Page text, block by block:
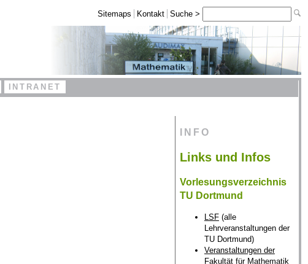
Sitemaps Kontakt Suche >
INTRANET
INFO
Links und Infos
Vorlesungsverzeichnis
TU Dortmund
LSF(alle
Lehrveranstaltungen der
TU Dortmund)
Veranstaltungen der
Fakultät für Mathematik